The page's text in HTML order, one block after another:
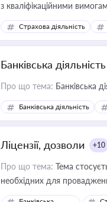
з кваліфікаційними
медійних змін у цій сфері
приватизації, оренди
Страхова діяльність
Банківська діяльність
Про що тема: Банківська
Банківська діяльність
Ліцензії, дозволи +10
Про що тема: Тема
необхідних для